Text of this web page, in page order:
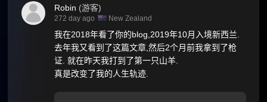
Robin (游客)
272 day ago New Zealand
我在2018年看了你的blog,2019年10月入境新西兰.
去年我又看到了这篇文章,然后2个月前我拿到了枪
证. 就在昨天我打到了第一只山羊.
真是改变了我的人生轨迹.